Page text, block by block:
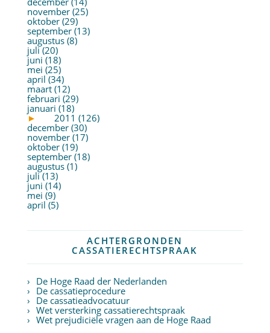
november (25)
oktober (29)
september (13)
augustus (8)
juli (20)
juni (18)
mei (25)
april (34)
maart (12)
februari (29)
januari (18)
►
2011 (126)
december (30)
november (17)
oktober (19)
september (18)
augustus (1)
juli (13)
juni (14)
mei (9)
april (5)
ACHTERGRONDEN
CASSATIERECHTSPRAAK
De Hoge Raad der Nederlanden
De cassatieprocedure
De cassatieadvocatuur
Wet versterking cassatierechtspraak
Wet prejudiciële vragen aan de Hoge Raad